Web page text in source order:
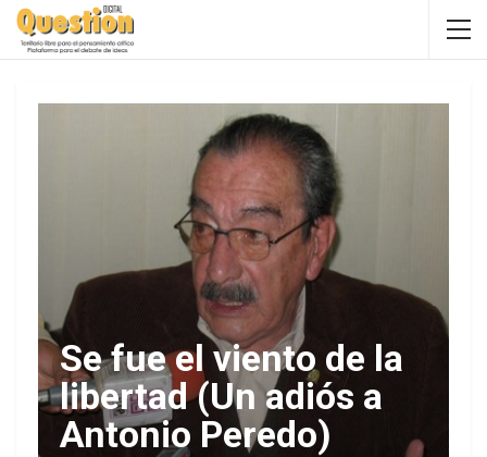
Se fue el viento de la
libertad (Un adiós a
Antonio Peredo)